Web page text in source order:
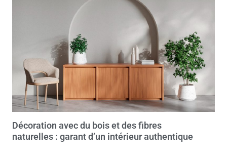
Décoration avec du bois et des fibres
naturelles : garant d’un intérieur authentique